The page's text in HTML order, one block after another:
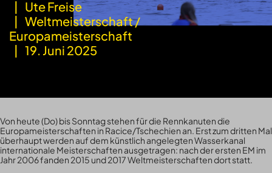
Ute Freise
Weltmeisterschaft /
Europameisterschaft
19. Juni 2025
Von heute (Do) bis Sonntag stehen für die Rennkanuten die
Europameisterschaften in Racice/Tschechien an. Erst zum dritten Mal
überhaupt werden auf dem künstlich angelegten Wasserkanal
internationale Meisterschaften ausgetragen: nach der ersten EM im
Jahr 2006 fanden 2015 und 2017 Weltmeisterschaften dort statt.